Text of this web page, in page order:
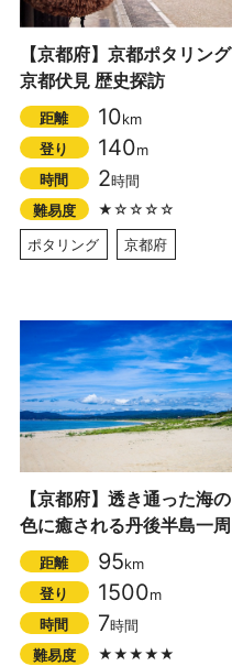
【京都府】京都ポタリング
京都伏見 歴史探訪
距離 10km
登り
140m
時間
2時間
難易度
★☆☆☆☆
ポタリング
京都府
【京都府】透き通った海の
色に癒される丹後半島一周
距離 95km
登り
1500m
時間
7時間
難易度
★★★★★